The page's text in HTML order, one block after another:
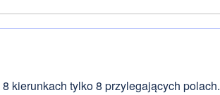
kierunkach tylko 8 przylegających polach.